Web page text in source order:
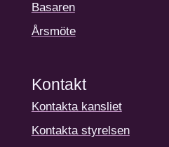
Basaren
Årsmöte
Kontakt
Kontakta kansliet
Kontakta styrelsen